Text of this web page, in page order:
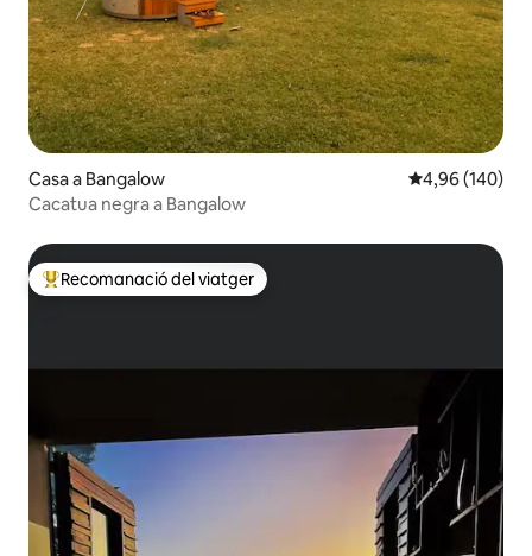
Casa a Bangalow 4,96 de
4,96 (140)
Cacatua negra a Bangalow
Principals recomanacions dels viatgers
Recomanació del viatger